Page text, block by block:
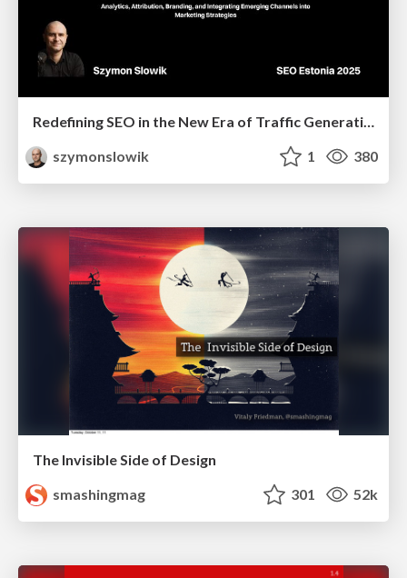
Redefining SEO in the New Era of Traffic Generation
szymonslowik
1 380
The Invisible Side of Design
smashingmag
301 52k